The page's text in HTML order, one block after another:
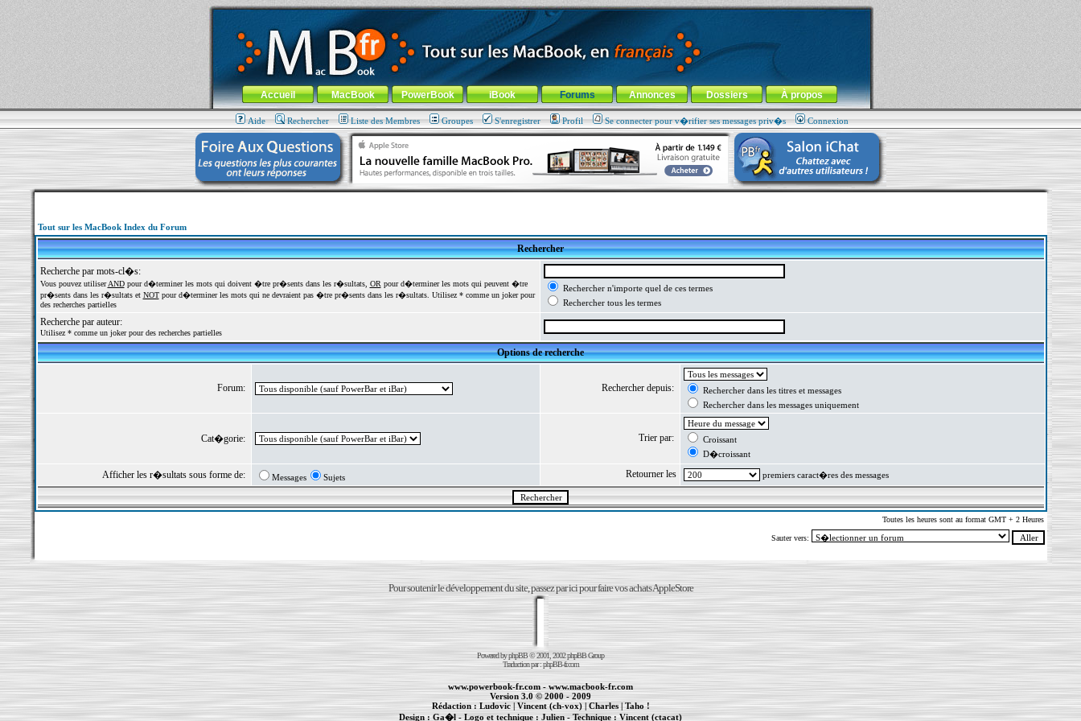
MacBook-fr.com : 100% Apple... 100% nomade !
Aller au contenu-Aller au menu général-Aller au menu de la rubrique
Menu général
Accueil MacBook PowerBook iBook Forums Annonces Dossiers À propos
Aide Rechercher Liste des Membres Groupes S'enregistrer Profil Se connecter pour v�rifier ses messages priv�s Connexion
Tout sur les MacBook Index du Forum
Rechercher
Recherche par mots-cl�s:
Vous pouvez utiliserANDpour d�terminer les mots qui doivent �tre pr�sents dans les r�sultats, OR pour d�terminer les mots qui peuvent �tre
pr�sents dans les r�sultats et NOTpour d�terminer les mots qui ne devraient pas �tre pr�sents dans les r�sultats. Utilisez * comme un joker pour
des recherches partielles
Rechercher n'importe quel de ces termes
Rechercher tous les termes
Recherche par auteur:
Utilisez * comme un joker pour des recherches partielles
Options de recherche
Forum: Rechercher depuis:
Rechercher dans les titres et messages
Rechercher dans les messages uniquement
Cat�gorie: Trier par:
Croissant
D�croissant
Afficher les r�sultats sous forme de: Messages Sujets Retourner les premiers caract�res des messages
Toutes les heures sont au format GMT + 2 Heures
Sauter vers:
Pour soutenir le développement du site, passez par ici pour faire vos achats AppleStore
Powered byphpBB© 2001, 2002 phpBB Group
Traduction par :phpBB-fr.com
www.powerbook-fr.com-www.macbook-fr.com
Version 3.0 © 2000 - 2009
Rédaction :Ludovic| Vincent (ch-vox)|Charles| Taho !
Design : Ga�l - Logo et technique : Julien - Technique :Vincent (ctacat)